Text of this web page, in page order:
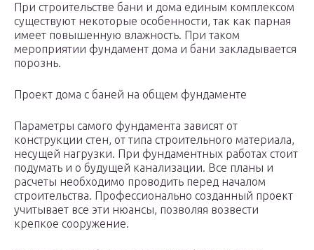
При строительстве бани и дома единым комплексом
существуют некоторые особенности, так как парная
имеет повышенную влажность. При таком
мероприятии фундамент дома и бани закладывается
порознь.
Проект дома с баней на общем фундаменте
Параметры самого фундамента зависят от
конструкции стен, от типа строительного материала,
несущей нагрузки. При фундаментных работах стоит
подумать и о будущей канализации. Все планы и
расчеты необходимо проводить перед началом
строительства. Профессионально созданный проект
учитывает все эти нюансы, позволяя возвести
крепкое сооружение.